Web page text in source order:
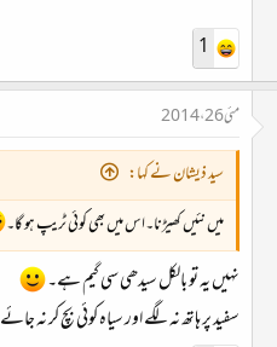
1
مئی 26، 2014
سید ذیشان نے کہا:
میں نئیں کھیڑنا۔اس میں بھی کوئی ٹریپ ہو گا۔
نہیں یہ تو بالکل سیدھی سی گیم ہے۔
سفید پر ہاتھ نہ لگے اور سیاہ کوئی بچ کر نہ جائے